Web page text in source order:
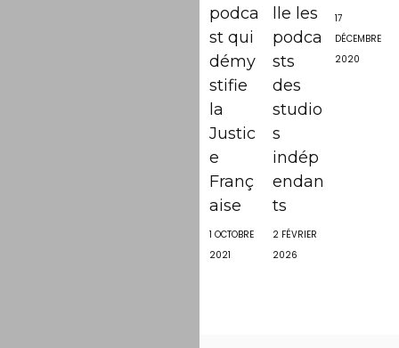
podca
st qui
démy
stifie
la
Justic
e
Franç
aise
1 OCTOBRE
2021
lle les
podca
sts
des
studio
s
indép
endan
ts
2 FÉVRIER
2026
17
DÉCEMBRE
2020